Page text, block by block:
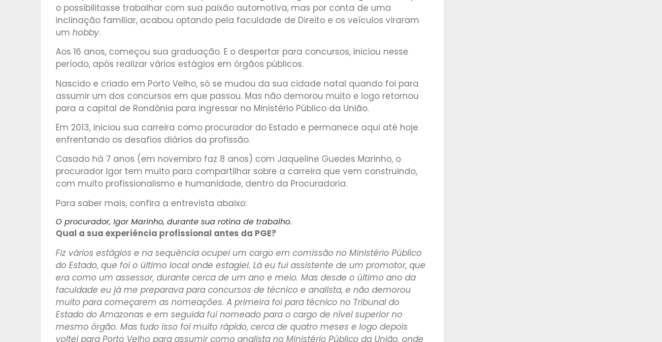
o possibilitasse trabalhar com sua paixão automotiva, mas por conta de uma
inclinação familiar, acabou optando pela faculdade de Direito e os veículos viraram
um hobby.
Aos 16 anos, começou sua graduação. E o despertar para concursos, iniciou nesse
período, após realizar vários estágios em órgãos públicos.
Nascido e criado em Porto Velho, só se mudou da sua cidade natal quando foi para
assumir um dos concursos em que passou. Mas não demorou muito e logo retornou
para a capital de Rondônia para ingressar no Ministério Público da União.
Em 2013, iniciou sua carreira como procurador do Estado e permanece aqui até hoje
enfrentando os desafios diários da profissão.
Casado há 7 anos (em novembro faz 8 anos) com Jaqueline Guedes Marinho, o
procurador Igor tem muito para compartilhar sobre a carreira que vem construindo,
com muito profissionalismo e humanidade, dentro da Procuradoria.
Para saber mais, confira a entrevista abaixo:
O procurador, Igor Marinho, durante sua rotina de trabalho.
Qual a sua experiência profissional antes da PGE?
Fiz vários estágios e na sequência ocupei um cargo em comissão no Ministério Público
do Estado, que foi o último local onde estagiei. Lá eu fui assistente de um promotor, que
era como um assessor, durante cerca de um ano e meio. Mas desde o último ano da
faculdade eu já me preparava para concursos de técnico e analista, e não demorou
muito para começarem as nomeações. A primeira foi para técnico no Tribunal do
Estado do Amazonas e em seguida fui nomeado para o cargo de nível superior no
mesmo órgão. Mas tudo isso foi muito rápido, cerca de quatro meses e logo depois
voltei para Porto Velho para assumir como analista no Ministério Público da União, onde